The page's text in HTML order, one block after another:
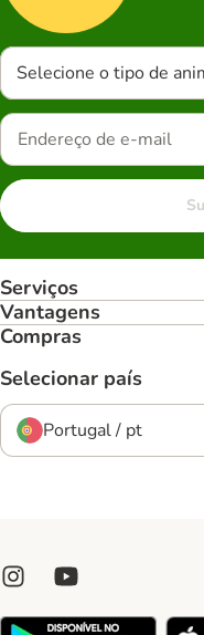
Selecione o tipo de
Serviços
Vantagens
Compras
Selecionar país
Portugal / pt